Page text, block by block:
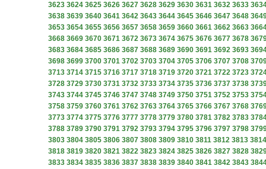
3623 3624 3625 3626 3627 3628 3629 3630 3631 3632 3633
3638 3639 3640 3641 3642 3643 3644 3645 3646 3647 3648
3653 3654 3655 3656 3657 3658 3659 3660 3661 3662 3663
3668 3669 3670 3671 3672 3673 3674 3675 3676 3677 3678
3683 3684 3685 3686 3687 3688 3689 3690 3691 3692 3693
3698 3699 3700 3701 3702 3703 3704 3705 3706 3707 3708
3713 3714 3715 3716 3717 3718 3719 3720 3721 3722 3723
3728 3729 3730 3731 3732 3733 3734 3735 3736 3737 3738
3743 3744 3745 3746 3747 3748 3749 3750 3751 3752 3753
3758 3759 3760 3761 3762 3763 3764 3765 3766 3767 3768
3773 3774 3775 3776 3777 3778 3779 3780 3781 3782 3783
3788 3789 3790 3791 3792 3793 3794 3795 3796 3797 3798
3803 3804 3805 3806 3807 3808 3809 3810 3811 3812 3813 3814
3818 3819 3820 3821 3822 3823 3824 3825 3826 3827 3828
3833 3834 3835 3836 3837 3838 3839 3840 3841 3842 3843